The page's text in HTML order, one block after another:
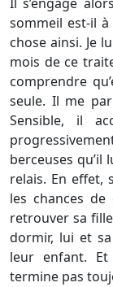
sommeil est-il à
chose ainsi. Je
mois de ce
comprendre
seule. Il me
Sensible, il
berceuses qu’il
relais. En effet,
les chances
retrouver sa
dormir, lui et
leur enfant.
termine pas